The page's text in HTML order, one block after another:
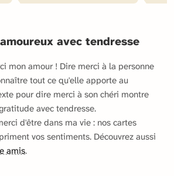
avec tendresse
mon amour ! Dire merci à la personne
tout ce qu'elle apporte au
pour dire merci à son chéri montre
avec tendresse.
d'être dans ma vie : nos cartes
vos sentiments. Découvrez aussi
amis.